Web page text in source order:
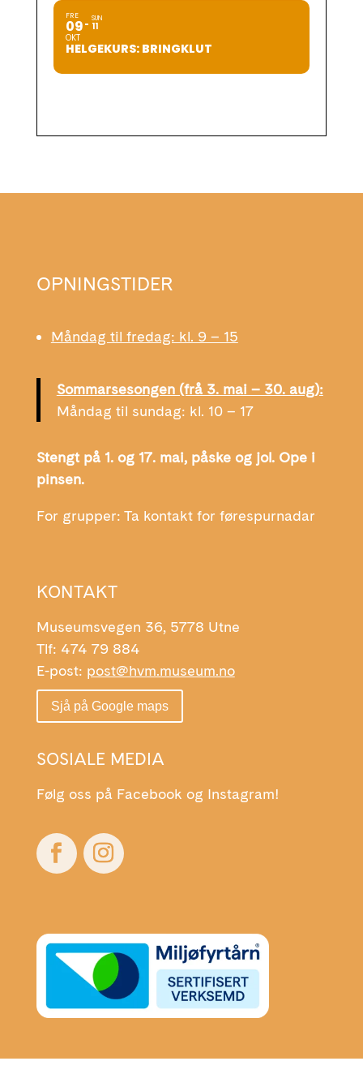
FRE
09
OKT
SUN
11
HELGEKURS: BRINGKLUT
OPNINGSTIDER
Måndag til fredag: kl. 9 – 15
Sommarsesongen (frå 3. mai – 30. aug):
Måndag til sundag: kl. 10 – 17
Stengt på 1. og 17. mai, påske og jol. Ope i
pinsen.
For grupper: Ta kontakt for førespurnadar
KONTAKT
Museumsvegen 36, 5778 Utne
Tlf: 474 79 884
E-post: post@hvm.museum.no
Sjå på Google maps
SOSIALE MEDIA
Følg oss på Facebook og Instagram!